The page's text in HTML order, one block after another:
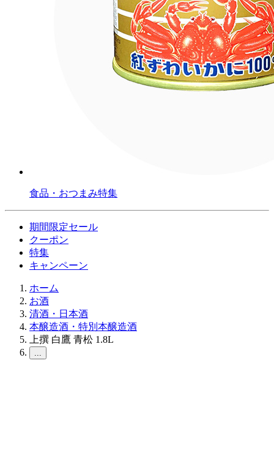
食品・おつまみ特集
期間限定セール
クーポン
特集
キャンペーン
ホーム
お酒
清酒・日本酒
本醸造酒・特別本醸造酒
上撰 白鷹 青松 1.8L
...